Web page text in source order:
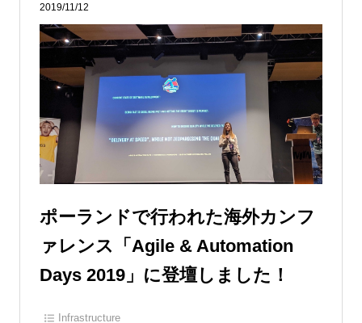
2019/11/12
ポーランドで行われた海外カンフ
ァレンス「Agile & Automation
Days 2019」に登壇しました！
Infrastructure